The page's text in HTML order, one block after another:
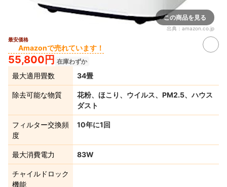
この商品を見る
出典： amazon.co.jp
最安価格
Amazonで売れています！
55,800円 在庫わずか
最大適用畳数 34畳
除去可能な物質
花粉、ほこり、ウイルス、PM2.5、ハウス
ダスト
フィルター交換頻
度
10年に1回
最大消費電力 83W
チャイルドロック
機能